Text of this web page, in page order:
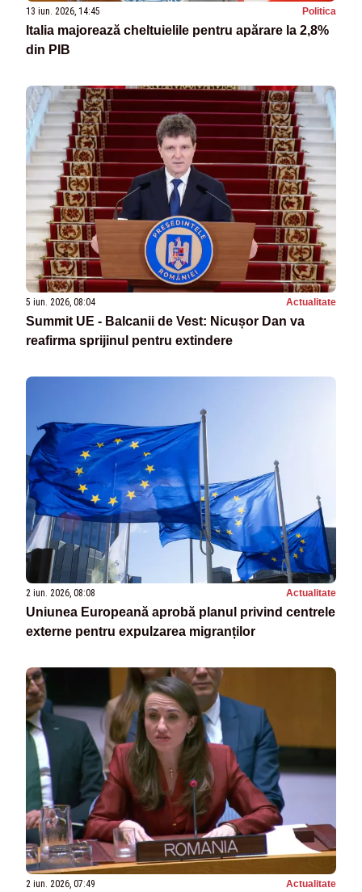
13 iun. 2026, 14:45 Politica
Italia majorează cheltuielile pentru apărare la 2,8%
din PIB
5 iun. 2026, 08:04 Actualitate
Summit UE - Balcanii de Vest: Nicușor Dan va
reafirma sprijinul pentru extindere
2 iun. 2026, 08:08 Actualitate
Uniunea Europeană aprobă planul privind centrele
externe pentru expulzarea migranților
2 iun. 2026, 07:49 Actualitate